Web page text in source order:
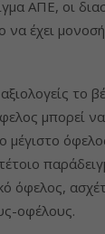
ΑΠΕ, οι
να έχει
το
μπορεί
μέγιστο
όφελος,
οφέλους.